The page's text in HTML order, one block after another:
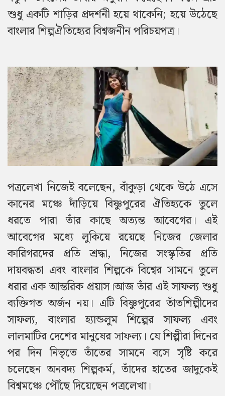
শুধু একটি শাড়ির প্রদর্শনী হয়ে থাকেনি; হয়ে উঠেছে
বাংলার শিল্পঐতিহ্যের বিশ্বজনীন পরিচয়পত্র।
পত্রলেখা নিজেই বলেছেন, বাঁকুড়া থেকে উঠে এসে
কানের মঞ্চে দাঁড়িয়ে বিষ্ণুপুরের ঐতিহ্যকে তুলে
ধরতে পারা তাঁর কাছে অত্যন্ত আবেগের। এই
আবেগের মধ্যে লুকিয়ে রয়েছে নিজের জেলার
কারিগরদের প্রতি শ্রদ্ধা, নিজের সংস্কৃতির প্রতি
দায়বদ্ধতা এবং বাংলার শিল্পকে বিশ্বের সামনে তুলে
ধরার এক আন্তরিক প্রয়াস।আজ তাঁর এই সাফল্য শুধু
ব্যক্তিগত অর্জন নয়। এটি বিষ্ণুপুরের তাঁতশিল্পীদের
সাফল্য, বাংলার হ্যান্ডলুম শিল্পের সাফল্য এবং
লালমাটির দেশের মানুষের সাফল্য। যে শিল্পীরা দিনের
পর দিন নিভৃতে তাঁতের সামনে বসে সৃষ্টি করে
চলেছেন অনবদ্য শিল্পকর্ম, তাঁদের হাতের জাদুকেই
বিশ্বমঞ্চে পৌঁছে দিয়েছেন পত্রলেখা।